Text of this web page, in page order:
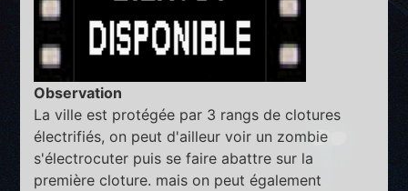
Observation
La ville est protégée par 3 rangs de clotures
électrifiés, on peut d'ailleur voir un zombie
s'électrocuter puis se faire abattre sur la
première cloture. mais on peut également